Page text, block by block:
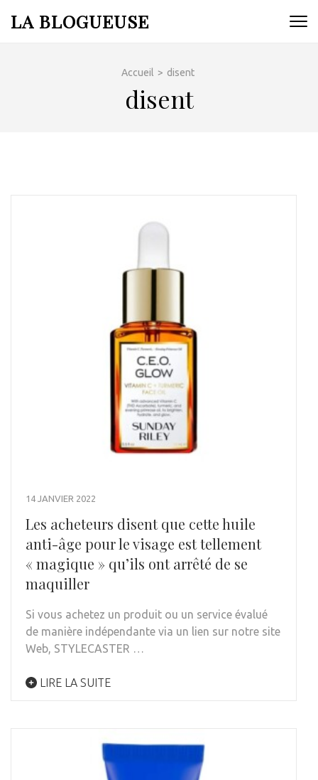
auLA BLOGUEUSE
Accueil > disent
disent
14 JANVIER 2022
Les acheteurs disent que cette huile
anti-âge pour le visage est tellement
« magique » qu’ils ont arrêté de se
maquiller
Si vous achetez un produit ou un service évalué
de manière indépendante via un lien sur notre site
Web, STYLECASTER …
LIRE LA SUITE